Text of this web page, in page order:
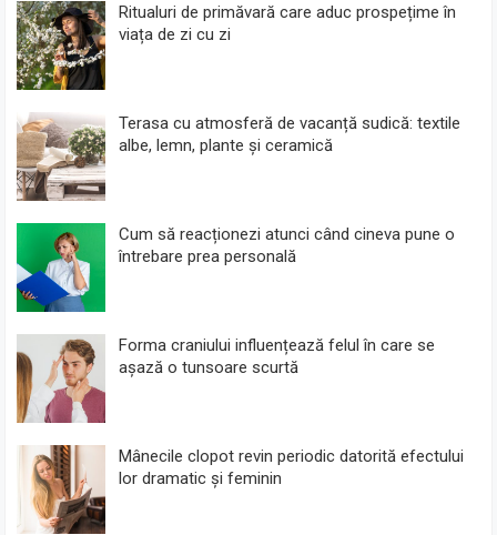
Ritualuri de primăvară care aduc prospețime în
viața de zi cu zi
Terasa cu atmosferă de vacanță sudică: textile
albe, lemn, plante și ceramică
Cum să reacționezi atunci când cineva pune o
întrebare prea personală
Forma craniului influențează felul în care se
așază o tunsoare scurtă
Mânecile clopot revin periodic datorită efectului
lor dramatic și feminin